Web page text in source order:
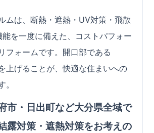
ムは、断熱・遮熱・UV対策・飛散
を一度に備えた、コストパフォー
フォームです。開口部である
上げることが、快適な住まいへの
市・日出町など大分県全域で
露対策・遮熱対策をお考えの